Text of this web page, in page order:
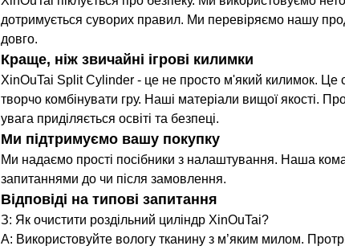
дотримується суворих правил. Ми перевіряємо нашу
довго.
Краще, ніж звичайні ігрові килимки
XinOuTai Split Cylinder - це не просто м'який килимок. Це
творчо комбінувати гру. Наші матеріали вищої якості.
увага приділяється освіті та безпеці.
Ми підтримуємо вашу покупку
Ми надаємо прості посібники з налаштування. Наша
запитаннями до чи після замовлення.
Відповіді на типові запитання
З: Як очистити роздільний циліндр XinOuTai?
A: Використовуйте вологу тканину з м’яким милом.